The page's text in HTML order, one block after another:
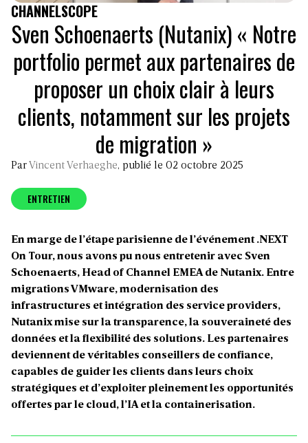
CHANNELSCOPE
Sven Schoenaerts (Nutanix) « Notre
portfolio permet aux partenaires de
proposer un choix clair à leurs
clients, notamment sur les projets
de migration »
Par Vincent Verhaeghe, publié le 02 octobre 2025
ENTRETIEN
En marge de l’étape parisienne de l’événement .NEXT
On Tour, nous avons pu nous entretenir avec Sven
Schoenaerts, Head of Channel EMEA de Nutanix. Entre
migrations VMware, modernisation des
infrastructures et intégration des service providers,
Nutanix mise sur la transparence, la souveraineté des
données et la flexibilité des solutions. Les partenaires
deviennent de véritables conseillers de confiance,
capables de guider les clients dans leurs choix
stratégiques et d’exploiter pleinement les opportunités
offertes par le cloud, l’IA et la containerisation.